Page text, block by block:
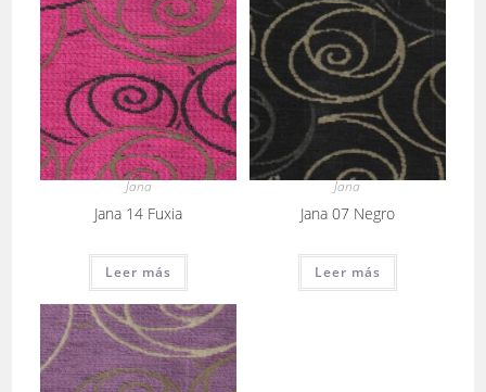
Jana
Jana 14 Fuxia
Leer más
Jana
Jana 07 Negro
Leer más